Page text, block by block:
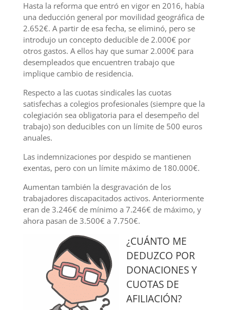
Hasta la reforma que entró en vigor en 2016, había
una deducción general por movilidad geográfica de
2.652€. A partir de esa fecha, se eliminó, pero se
introdujo un concepto deducible de 2.000€ por
otros gastos. A ellos hay que sumar 2.000€ para
desempleados que encuentren trabajo que
implique cambio de residencia.
Respecto a las cuotas sindicales las cuotas
satisfechas a colegios profesionales (siempre que la
colegiación sea obligatoria para el desempeño del
trabajo) son deducibles con un límite de 500 euros
anuales.
Las indemnizaciones por despido se mantienen
exentas, pero con un límite máximo de 180.000€.
Aumentan también la desgravación de los
trabajadores discapacitados activos. Anteriormente
eran de 3.246€ de mínimo a 7.246€ de máximo, y
ahora pasan de 3.500€ a 7.750€.
¿CUÁNTO ME
DEDUZCO POR
DONACIONES Y
CUOTAS DE
AFILIACIÓN?